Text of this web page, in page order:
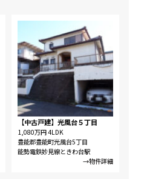
【中古戸建】光風台５丁目
1,080万円4LDK
豊能郡豊能町光風台5丁目
能勢電鉄妙見線ときわ台駅
→物件詳細